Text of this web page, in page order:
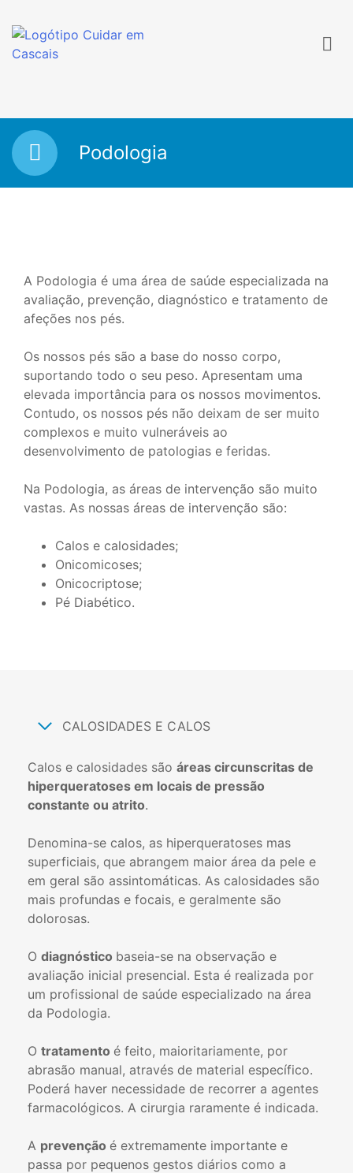
para
Podologia
A Podologia é uma área de saúde especializada na
avaliação, prevenção, diagnóstico e tratamento de
afeções nos pés.
Os nossos pés são a base do nosso corpo,
suportando todo o seu peso. Apresentam uma
elevada importância para os nossos movimentos.
Contudo, os nossos pés não deixam de ser muito
complexos e muito vulneráveis ao
desenvolvimento de patologias e feridas.
Na Podologia, as áreas de intervenção são muito
vastas. As nossas áreas de intervenção são:
Calos e calosidades;
Onicomicoses;
Onicocriptose;
Pé Diabético.
CALOSIDADES E CALOS
Calos e calosidades são áreas circunscritas de
hiperqueratoses em locais de pressão
constante ou atrito.
Denomina-se calos, as hiperqueratoses mas
superficiais, que abrangem maior área da pele e
em geral são assintomáticas. As calosidades são
mais profundas e focais, e geralmente são
dolorosas.
O diagnóstico baseia-se na observação e
avaliação inicial presencial. Esta é realizada por
um profissional de saúde especializado na área
da Podologia.
O tratamento é feito, maioritariamente, por
abrasão manual, através de material específico.
Poderá haver necessidade de recorrer a agentes
farmacológicos. A cirurgia raramente é indicada.
A prevenção é extremamente importante e
passa por pequenos gestos diários como a